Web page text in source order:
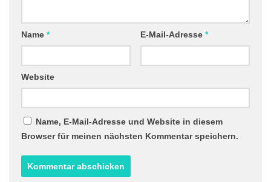
Name * E-Mail-Adresse *
Website
Name, E-Mail-Adresse und Website in diesem
Browser für meinen nächsten Kommentar speichern.